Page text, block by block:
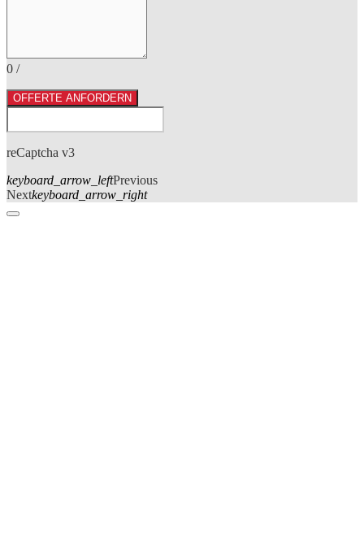
0 /
OFFERTE ANFORDERN
reCaptcha v3
keyboard_arrow_leftPrevious
Nextkeyboard_arrow_right